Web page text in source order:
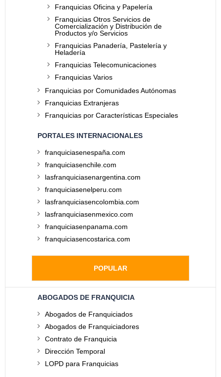
Franquicias Oficina y Papelería
Franquicias Otros Servicios de
Comercialización y Distribución de
Productos y/o Servicios
Franquicias Panadería, Pastelería y
Heladería
Franquicias Telecomunicaciones
Franquicias Varios
Franquicias por Comunidades Autónomas
Franquicias Extranjeras
Franquicias por Características Especiales
PORTALES INTERNACIONALES
franquiciasenespaña.com
franquiciasenchile.com
lasfranquiciasenargentina.com
franquiciasenelperu.com
lasfranquiciasencolombia.com
lasfranquiciasenmexico.com
franquiciasenpanama.com
franquiciasencostarica.com
POPULAR
ABOGADOS DE FRANQUICIA
Abogados de Franquiciados
Abogados de Franquiciadores
Contrato de Franquicia
Dirección Temporal
LOPD para Franquicias